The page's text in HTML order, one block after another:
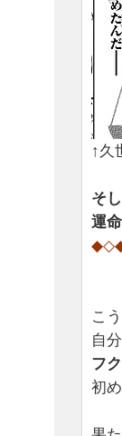
↑久
そ
運
こ
自
フ
初